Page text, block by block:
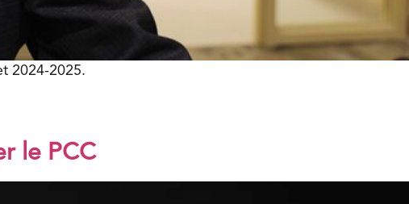
2024-2025.
le PCC